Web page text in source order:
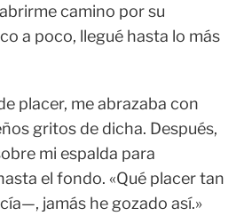
camino por su
a poco, llegué hasta lo más
placer, me abrazaba con
gritos de dicha. Después,
mi espalda para
el fondo. «Qué placer tan
jamás he gozado así.»